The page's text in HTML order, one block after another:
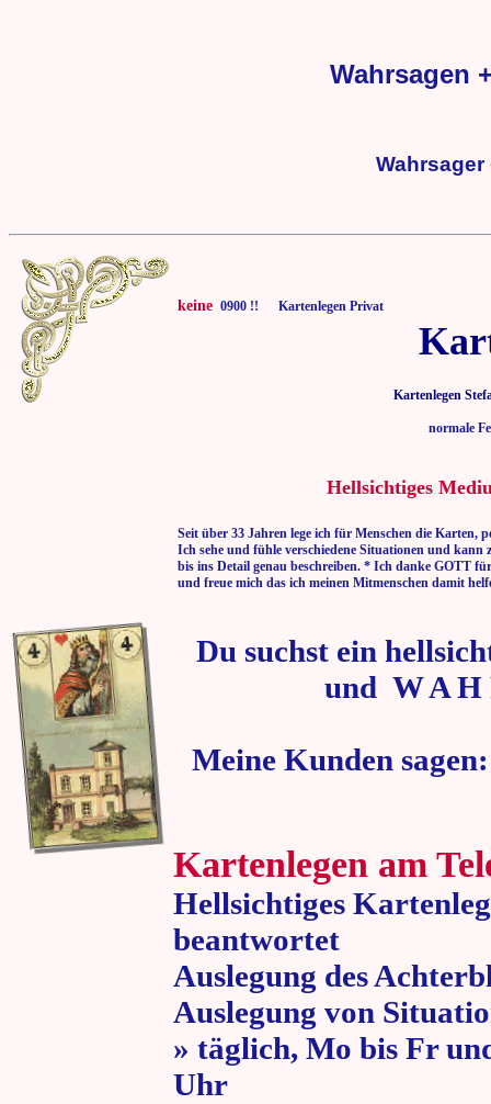
Wahrsagen
Wahrsager
keine 0900 !! Kartenlegen Privat
Kartenlegen
normale
Hellsichtiges
Seit über 33 Jahren lege ich für Menschen die Karten,
Ich sehe und fühle verschiedene Situationen und kann
bis ins Detail genau beschreiben. * Ich danke GOTT
und freue mich das ich meinen Mitmenschen damit
Du suchst ein
und W A H
Meine Kunden
Kartenlegen am
Hellsichtiges
beantwortet
Auslegung des
Auslegung von
» täglich, Mo bis Fr
Uhr » 80